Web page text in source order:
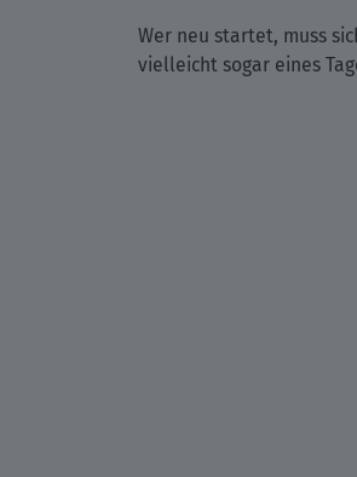
Wer neu startet, muss
vielleicht sogar eines